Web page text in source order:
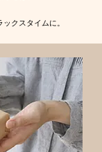
クスタイムに。